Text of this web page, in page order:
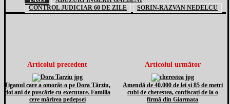
CONTROL JUDICIAR 60 DE ZILE
SORIN-RAZVAN NEDELCU
Articolul precedent
Țiganul care a omorât-o pe Dora Târziu,
doi ani de pușcărie cu executare. Familia
cere mărirea pedepsei
Articolul următor
Amendă de 40.000 de lei și 85 de metri
cubi de cherestea, confiscați de la o
firmă din Giarmata